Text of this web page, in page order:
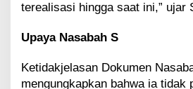
terealisasi hingga saat ini,” ujar
Upaya Nasabah S
Ketidakjelasan Dokumen
mengungkapkan bahwa ia tidak